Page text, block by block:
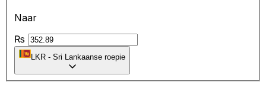
Naar
₨
LKR - Sri Lankaanse roepie